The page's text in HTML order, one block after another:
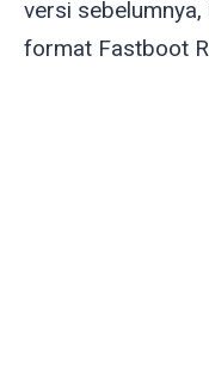
versi
format Fastboot